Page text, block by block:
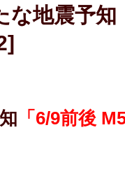
な地震予知
「6/9前後